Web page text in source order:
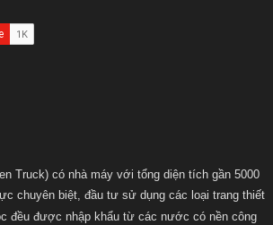
Truck) có nhà máy với tổng diện tích gần 5000
chuyên biệt, đầu tư sử dụng các loại trang thiết
đều được nhập khẩu từ các nước có nền công